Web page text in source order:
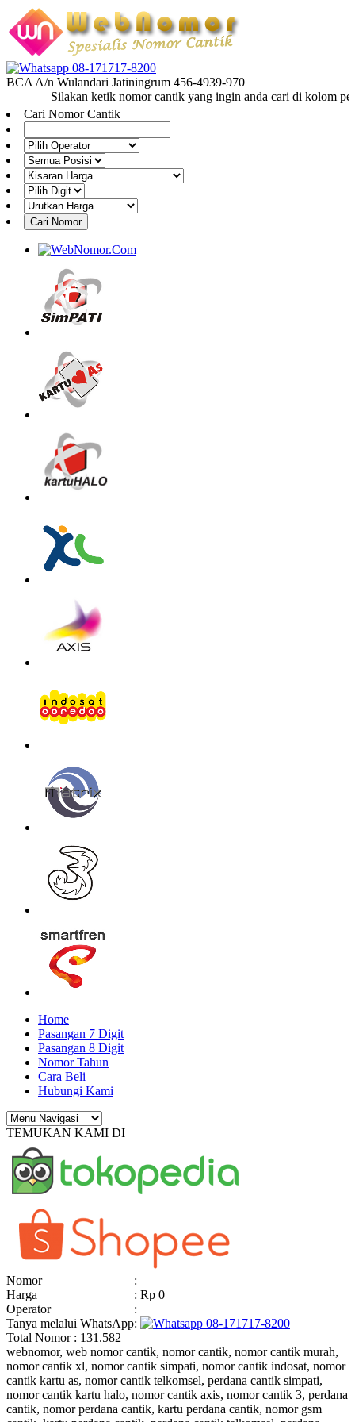
08-171717-8200
BCA A/n Wulandari Jatiningrum 456-4939-970
Silakan ketik nomor cantik yang ingin anda cari di kolom
Cari Nomor Cantik
Home
Pasangan 7 Digit
Pasangan 8 Digit
Nomor Tahun
Cara Beli
Hubungi Kami
TEMUKAN KAMI DI
Nomor
:
Harga
: Rp 0
Operator
:
Tanya melalui WhatsApp:
08-171717-8200
Total Nomor : 131.582
webnomor, web nomor cantik, nomor cantik, nomor cantik murah,
nomor cantik xl, nomor cantik simpati, nomor cantik indosat, nomor
cantik kartu as, nomor cantik telkomsel, perdana cantik simpati,
nomor cantik kartu halo, nomor cantik axis, nomor cantik 3, perdana
cantik, nomor perdana cantik, kartu perdana cantik, nomor gsm